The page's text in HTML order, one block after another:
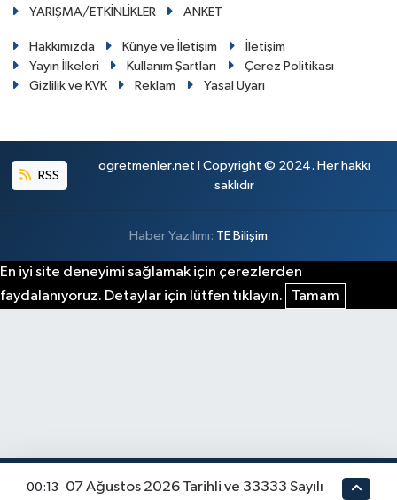
YARIŞMA/ETKİNLİKLER
ANKET
Hakkımızda Künye ve İletişim
İletişim
Yayın İlkeleri
Kullanım Şartları
Çerez Politikası
Gizlilik ve KVK
Reklam Yasal Uyarı
RSS
ogretmenler.net I Copyright © 2024. Her hakkı
saklıdır
Haber Yazılımı: TE Bilişim
En iyi site deneyimi sağlamak için çerezlerden
faydalanıyoruz. Detaylar için lütfen tıklayın.
Tamam
00:13
07 Ağustos 2026 Tarihli ve 33333 Sayılı